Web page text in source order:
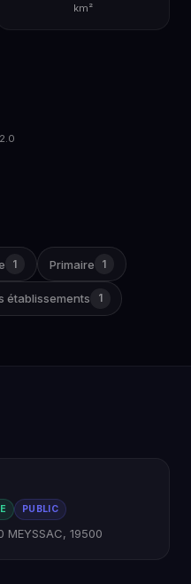
km²
1 Primaire 1
établissements 1
PUBLIC
MEYSSAC, 19500